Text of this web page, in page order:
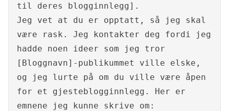
til deres blogginnlegg].
Jeg vet at du er opptatt, så jeg skal
være rask. Jeg kontakter deg fordi jeg
hadde noen ideer som jeg tror
[Bloggnavn]-publikummet ville elske,
og jeg lurte på om du ville være åpen
for et gjesteblogginnlegg. Her er
emnene jeg kunne skrive om: